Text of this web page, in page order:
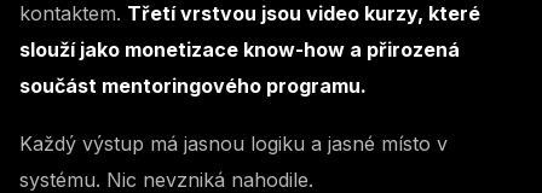
kontaktem. Třetí vrstvou jsou video kurzy, které
slouží jako monetizace know-how a přirozená
součást mentoringového programu.
Každý výstup má jasnou logiku a jasné místo v
systému. Nic nevzniká nahodile.